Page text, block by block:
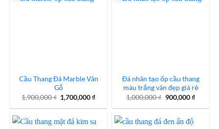
Cầu Thang Đá Marble Vân
Gỗ
1,900,000₫ Giá
gốc
là:
1,900,000 ₫.
1,700,000₫Giá
tại
1,700,000 ₫.
Đá nhân tạo ốp cầu thang
màu trắng vân đẹp giá rẻ
1,000,000₫ Giá
là:
1,000,000 ₫.
900,000₫Giá
tại